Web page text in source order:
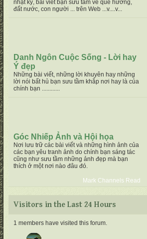
nhật ký, bài viết bạn sưu tầm về quê hương,
đất nước, con người ... trên Web ...v....v...
Danh Ngôn Cuộc Sống - Lời hay
Ý đẹp
Những bài viết, những lời khuyên hay những
lời nói bất hủ bạn sưu tầm khắp nơi hay là của
chính bạn ............
Góc Nhiếp Ảnh và Hội họa
Nơi lưu trữ các bài viết và những hình ảnh của
các bạn yêu tranh ảnh do chính bạn sáng tác
cũng như sưu tầm những ảnh đẹp mà bạn
thích ở một nơi nào đâu đó.
Mark Channels Read
Visitors in the Last 24 Hours
1 members have visited this forum.